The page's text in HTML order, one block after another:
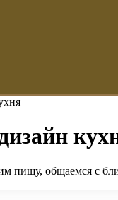
пищу, общаемся с